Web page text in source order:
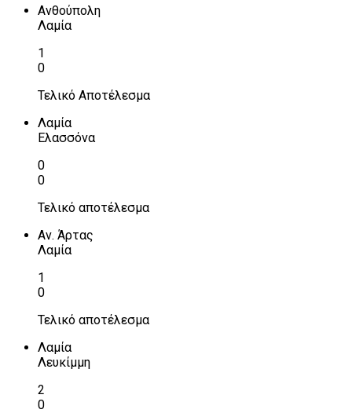
Ανθούπολη
Λαμία
1
0
Τελικό Αποτέλεσμα
Λαμία
Ελασσόνα
0
0
Τελικό αποτέλεσμα
Αν. Άρτας
Λαμία
1
0
Τελικό αποτέλεσμα
Λαμία
Λευκίμμη
2
0